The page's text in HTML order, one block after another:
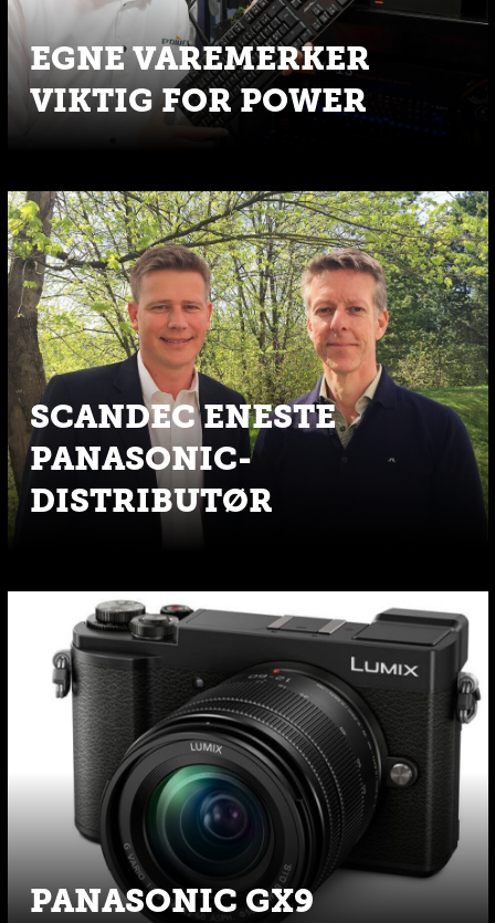
EGNE VAREMERKER
VIKTIG FOR POWER
SCANDEC ENESTE
PANASONIC-
DISTRIBUTØR
PANASONIC GX9